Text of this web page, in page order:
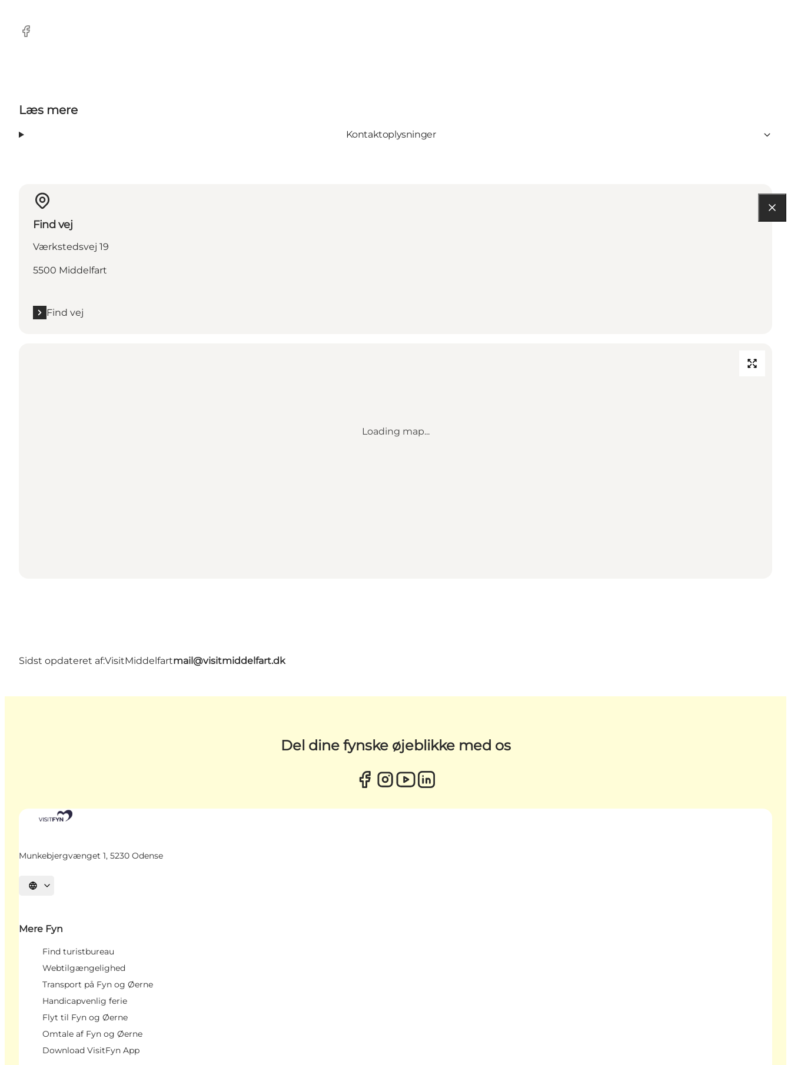
Facebook
Læs mere
Kontaktoplysninger
Find vej
Værkstedsvej 19
5500 Middelfart
Find vej
Loading map...
Sidst opdateret af:VisitMiddelfartmail@visitmiddelfart.dk
Del dine fynske øjeblikke med os
Munkebjergvænget 1, 5230 Odense
Vælg sprog
Mere Fyn
Find turistbureau
Webtilgængelighed
Transport på Fyn og Øerne
Handicapvenlig ferie
Flyt til Fyn og Øerne
Omtale af Fyn og Øerne
Download VisitFyn App